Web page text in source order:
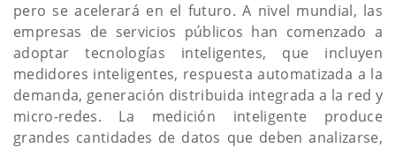
pero se acelerará en el futuro. A nivel mundial, las
empresas de servicios públicos han comenzado a
adoptar tecnologías inteligentes, que incluyen
medidores inteligentes, respuesta automatizada a la
demanda, generación distribuida integrada a la red y
micro-redes. La medición inteligente produce
grandes cantidades de datos que deben analizarse,